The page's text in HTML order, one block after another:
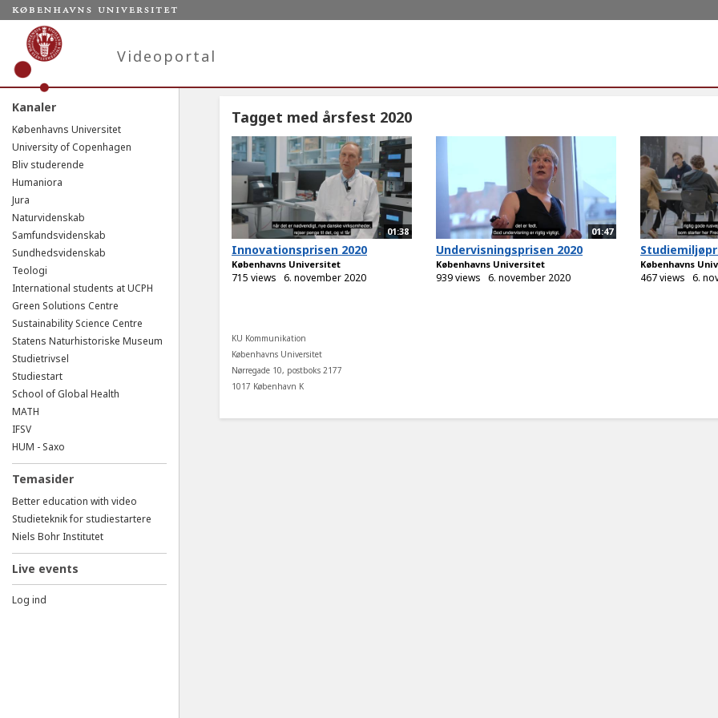
Videoportal
Kanaler
Københavns Universitet
University of Copenhagen
Bliv studerende
Humaniora
Jura
Naturvidenskab
Samfundsvidenskab
Sundhedsvidenskab
Teologi
International students at UCPH
Green Solutions Centre
Sustainability Science Centre
Statens Naturhistoriske Museum
Studietrivsel
Studiestart
School of Global Health
MATH
IFSV
HUM - Saxo
Temasider
Better education with video
Studieteknik for studiestartere
Niels Bohr Institutet
Live events
Log ind
Tagget med årsfest 2020
01:38
Innovationsprisen 2020
Københavns Universitet
715 views 6. november 2020
01:47
Undervisningsprisen 2020
Københavns Universitet
939 views 6. november 2020
Københavns
467 views 6.
KU Kommunikation
Københavns Universitet
Nørregade 10, postboks 2177
1017 København K